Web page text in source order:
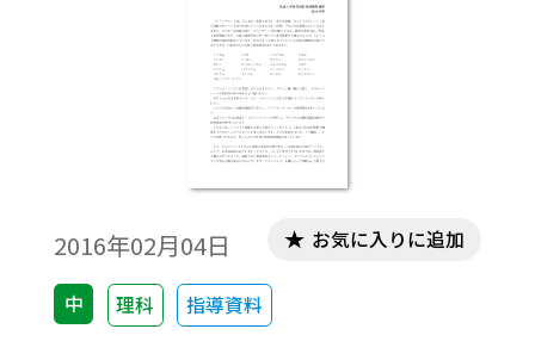
2016年02月04日
中 理科 指導資料
お気に入りに追加